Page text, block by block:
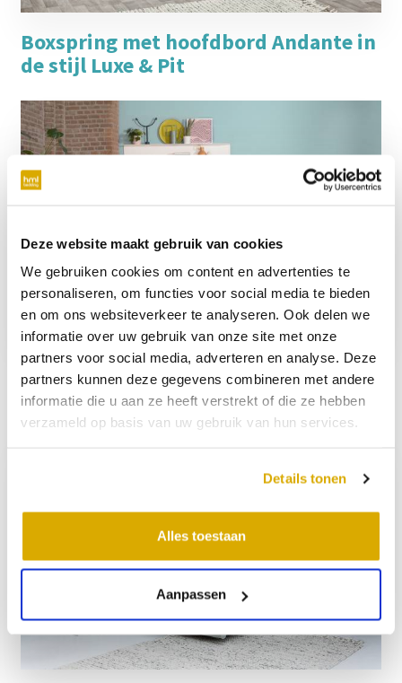
Deze website maakt gebruik van cookies
We gebruiken cookies om content en advertenties te
personaliseren, om functies voor social media te bieden
en om ons websiteverkeer te analyseren. Ook delen we
informatie over uw gebruik van onze site met onze
partners voor social media, adverteren en analyse. Deze
partners kunnen deze gegevens combineren met andere
informatie die u aan ze heeft verstrekt of die ze hebben
verzameld op basis van uw gebruik van hun services.
Details tonen
Alles toestaan
Aanpassen
Boxspring met hoofdbord Andante in
de stijl Luxe & Pit
Boxspring met hoofdbord Ostinato in
de stijl Pittig & Pastel